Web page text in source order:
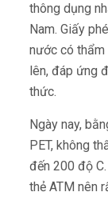
thông dụng
Nam. Giấy
nước có
lên, đáp ứng
thức.
Ngày nay,
PET, không
đến 200 độ
thẻ ATM nên